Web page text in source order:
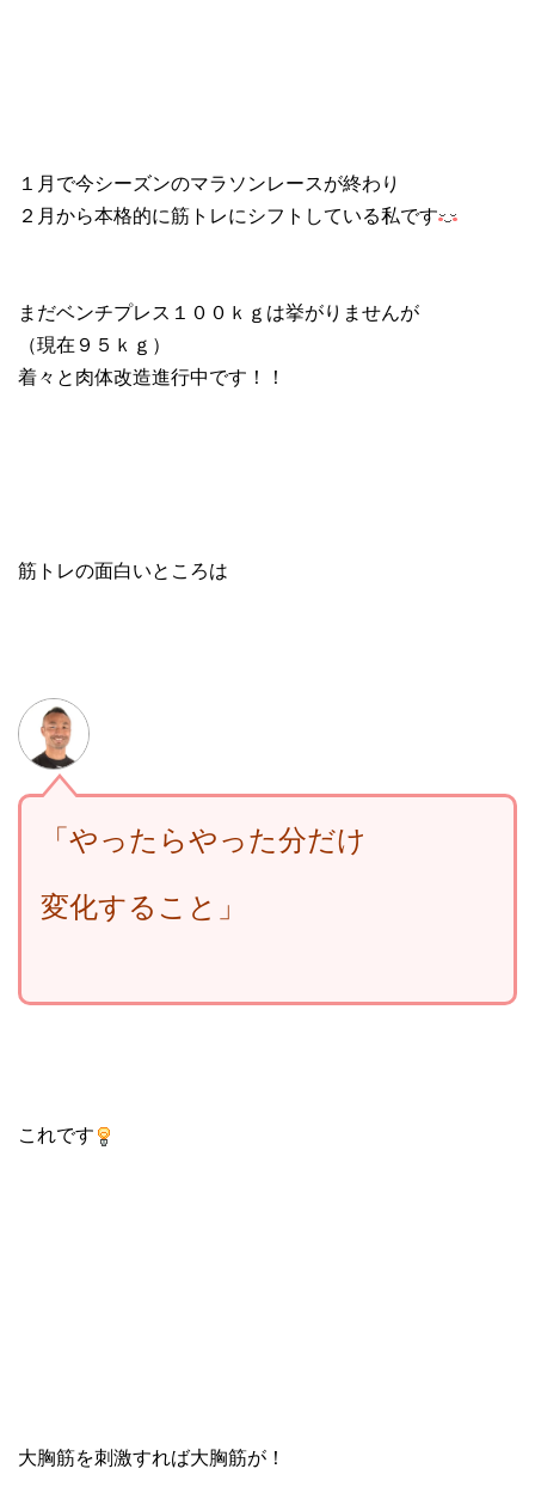
１月で今シーズンのマラソンレースが終わり
２月から本格的に筋トレにシフトしている私です
まだベンチプレス１００ｋｇは挙がりませんが
（現在９５ｋｇ）
着々と肉体改造進行中です！！
筋トレの面白いところは
「やったらやった分だけ
変化すること」
これです
大胸筋を刺激すれば大胸筋が！